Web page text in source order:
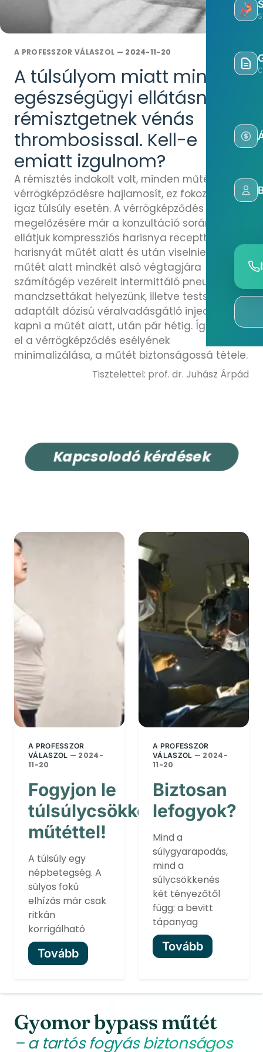
A PROFESSZOR VÁLASZOL — 2024-11-20
A túlsúlyom miatt minden
egészségügyi ellátásnál
rémisztgetnek vénás
thrombosissal. Kell-e
emiatt izgulnom?
A rémisztés indokolt volt, minden műtét
vérrögképződésre hajlamosít, ez fokozottan
igaz túlsúly esetén. A vérrögképződés
megelőzésére már a konzultáció során
ellátjuk kompressziós harisnya recepttel, a
harisnyát műtét alatt és után viselnie kell. A
műtét alatt mindkét alsó végtagjára
számítógép vezérelt intermittáló pneumatikus
mandzsettákat helyezünk, illetve testsúlyához
adaptált dózisú véralvadásgátló injection fog
kapni a műtét alatt, után pár hétig. Így érhető
el a vérrögképződés esélyének
minimalizálása, a műtét biztonságossá tétele.
Tisztelettel: prof. dr. Juhász Árpád
Kapcsolodókérdések
A PROFESSZOR
VÁLASZOL — 2024-
11-20
Fogyjon le
túlsúlycsökkentő
műtéttel!
A túlsúly egy
népbetegség. A
súlyos fokú
elhízás már csak
ritkán
korrigálható
Tovább
A PROFESSZOR
VÁLASZOL — 2024-
11-20
Biztosan
lefogyok?
Mind a
súlygyarapodás,
mind a
súlycsökkenés
két tényezőtől
függ: a bevitt
tápanyag
Tovább
Gyomor bypass műtét
– a tartós fogyás biztonságos